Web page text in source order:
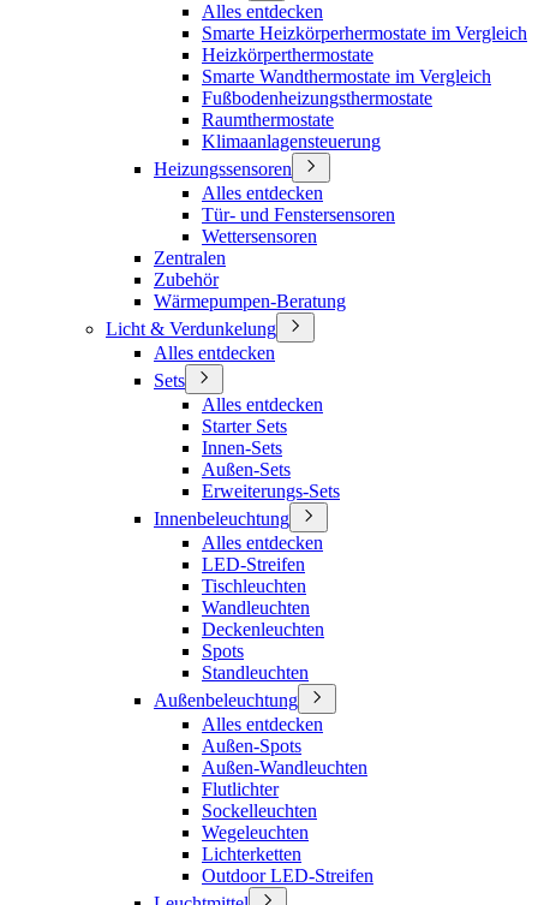
Alles entdecken
Smarte Heizkörperhermostate im Vergleich
Heizkörperthermostate
Smarte Wandthermostate im Vergleich
Fußbodenheizungsthermostate
Raumthermostate
Klimaanlagensteuerung
Heizungssensoren
Alles entdecken
Tür- und Fenstersensoren
Wettersensoren
Zentralen
Zubehör
Wärmepumpen-Beratung
Licht & Verdunkelung
Alles entdecken
Sets
Alles entdecken
Starter Sets
Innen-Sets
Außen-Sets
Erweiterungs-Sets
Innenbeleuchtung
Alles entdecken
LED-Streifen
Tischleuchten
Wandleuchten
Deckenleuchten
Spots
Standleuchten
Außenbeleuchtung
Alles entdecken
Außen-Spots
Außen-Wandleuchten
Flutlichter
Sockelleuchten
Wegeleuchten
Lichterketten
Outdoor LED-Streifen